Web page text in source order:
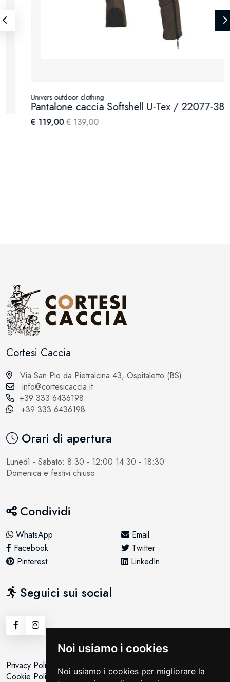
Noi usiamo i cookies
Noi usiamo i cookies per migliorare la
Univers outdoor clothing
Pantalone caccia Softshell U-Tex / 22077-388
€ 119,00€ 139,00
Cortesi Caccia
Via San Pio da Pietralcina 43, Ospitaletto (BS)
info@cortesicaccia.it
+39 333 6436198
+39 333 6436198
Orari di apertura
Lunedì - Sabato: 8:30 - 12:00 14:30 - 18:30
Domenica e festivi chiuso
Condividi
WhatsApp
Email
Facebook
Twitter
Pinterest
LinkedIn
Seguici sui social
Privacy Policy
Cookie Policy